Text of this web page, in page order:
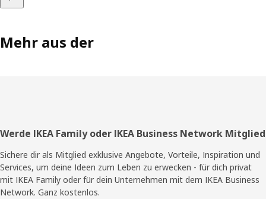
Mehr aus der
Fußzeile
Werde IKEA Family oder IKEA Business Network Mitglied
Sichere dir als Mitglied exklusive Angebote, Vorteile, Inspiration und
Services, um deine Ideen zum Leben zu erwecken - für dich privat
mit IKEA Family oder für dein Unternehmen mit dem IKEA Business
Network. Ganz kostenlos.